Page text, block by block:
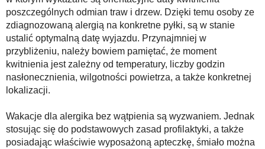
poszczególnych odmian traw i drzew. Dzięki temu osoby ze
zdiagnozowaną alergią na konkretne pyłki, są w stanie
ustalić optymalną datę wyjazdu. Przynajmniej w
przybliżeniu, należy bowiem pamiętać, że moment
kwitnienia jest zależny od temperatury, liczby godzin
nasłonecznienia, wilgotności powietrza, a także konkretnej
lokalizacji.
Wakacje dla alergika bez wątpienia są wyzwaniem. Jednak
stosując się do podstawowych zasad profilaktyki, a także
posiadając właściwie wyposażoną apteczkę, śmiało można